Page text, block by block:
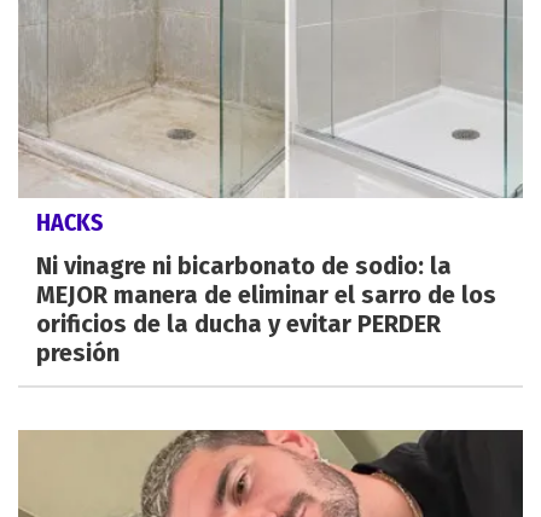
HACKS
Ni vinagre ni bicarbonato de sodio: la
MEJOR manera de eliminar el sarro de los
orificios de la ducha y evitar PERDER
presión